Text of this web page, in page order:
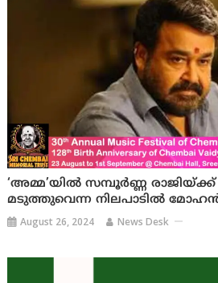
‘അമ്മ’യില്‍ സമ്പൂര്‍ണ്ണ
മടുത്തുവെന്ന നിലപാടില്‍
August 26, 2024 News Desk